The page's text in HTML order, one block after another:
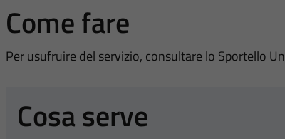
Come fare
Per usufruire del servizio, consultare lo Sportello
Cosa serve